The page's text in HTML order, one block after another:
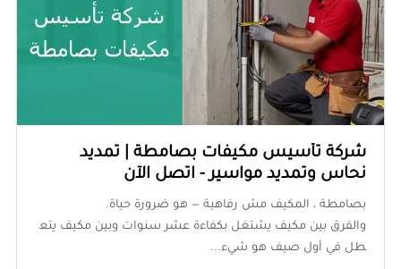
شركة تأسيس مكيفات بصامطة | تمديد
نحاس وتمديد مواسير - اتصل الآن
بصامطة ، المكيف مش رفاهية — هو ضرورة حياة.
والفرق بين مكيف يشتغل بكفاءة عشر سنوات وبين مكيف يتع
طل في أول صيف هو شيء...